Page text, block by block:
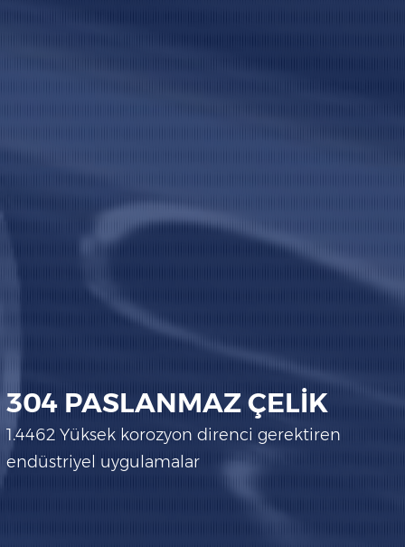
304 PASLANMAZ ÇELİK
1.4462 Yüksek korozyon direnci gerektiren
endüstriyel uygulamalar